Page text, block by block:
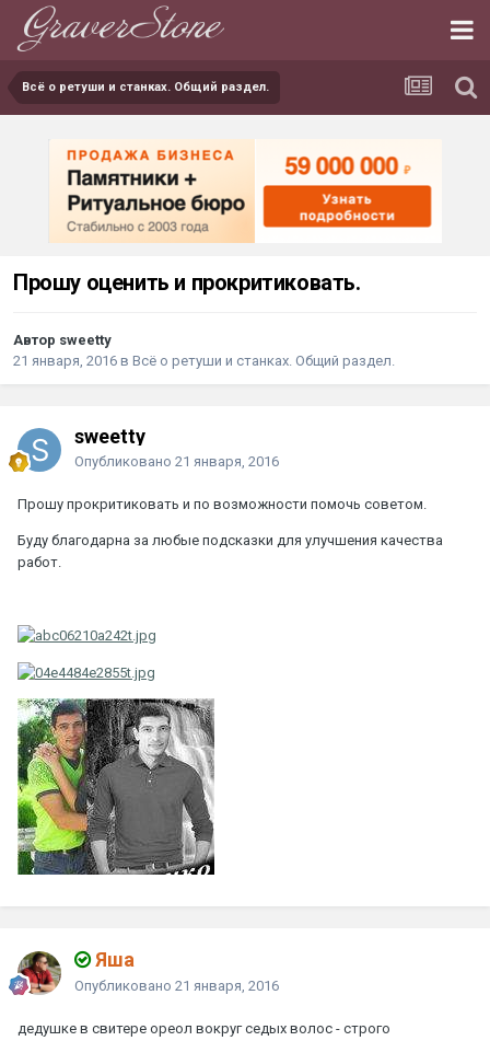
Всё о ретуши и станках. Общий раздел.
Прошу оценить и прокритиковать.
Автор sweetty
21 января, 2016 в Всё о ретуши и станках. Общий раздел.
sweetty
Опубликовано 21 января, 2016
Прошу прокритиковать и по возможности помочь советом.
Буду благодарна за любые подсказки для улучшения качества
работ.
Яшa
Опубликовано 21 января, 2016
дедушке в свитере ореол вокруг седых волос - строго